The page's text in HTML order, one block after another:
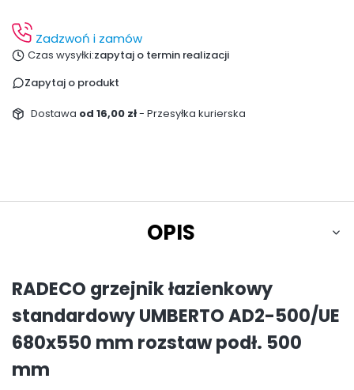
Zadzwoń i zamów
Czas wysyłki:zapytaj o termin realizacji
Zapytaj o produkt
Dostawa od 16,00 zł- Przesyłka kurierska
OPIS
RADECO grzejnik łazienkowy
standardowy UMBERTO AD2-500/UE
680x550 mm rozstaw podł. 500
mm